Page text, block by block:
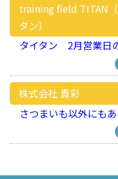
training field TITAN
タン）
タイタン 2月営業日
株式会社 貴彩
さつまいも以外にも